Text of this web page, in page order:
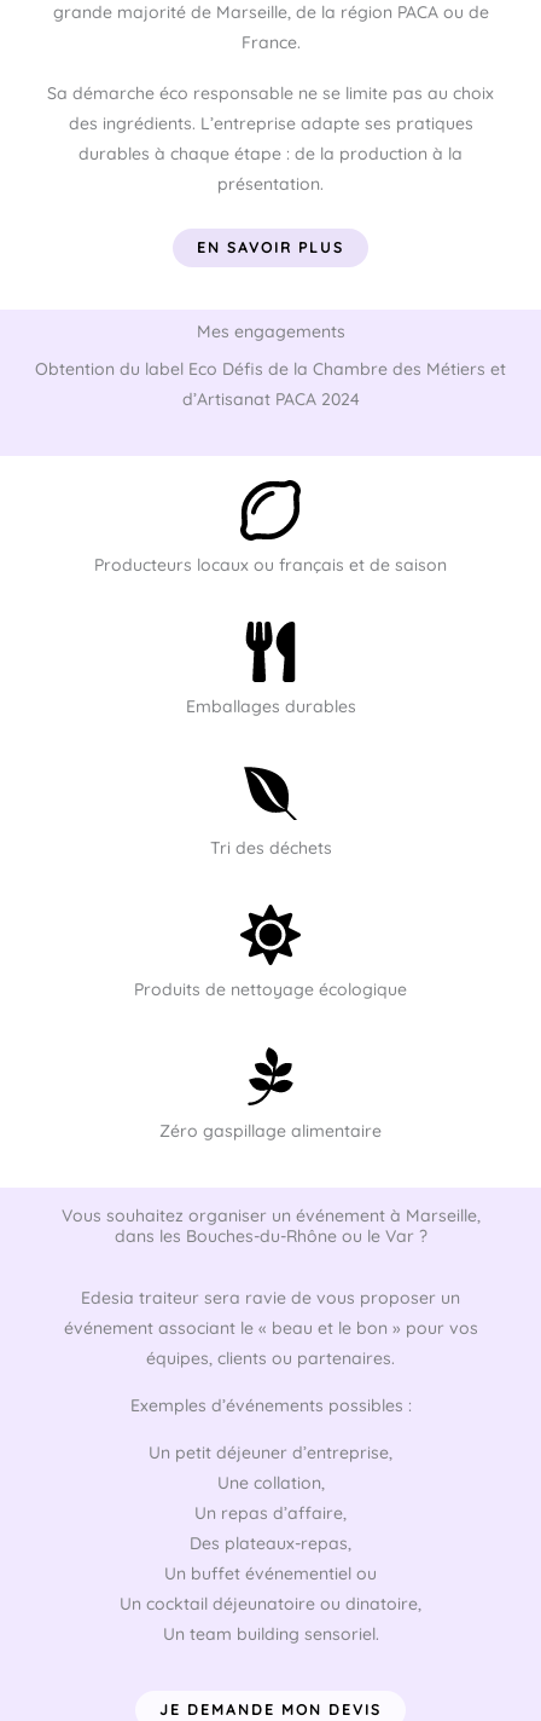
grande majorité de Marseille, de la région PACA ou de
France.
Sa démarche éco responsable ne se limite pas au choix
des ingrédients. L’entreprise adapte ses pratiques
durables à chaque étape : de la production à la
présentation.
EN SAVOIR PLUS
Mes engagements
Obtention du label Eco Défis de la Chambre des Métiers et
d’Artisanat PACA 2024
Producteurs locaux ou français et de saison
Emballages durables
Tri des déchets
Produits de nettoyage écologique
Zéro gaspillage alimentaire
Vous souhaitez organiser un événement à Marseille,
dans les Bouches-du-Rhône ou le Var ?
Edesia traiteur sera ravie de vous proposer un
événement associant le « beau et le bon » pour vos
équipes, clients ou partenaires.
Exemples d’événements possibles :
Un petit déjeuner d’entreprise,
Une collation,
Un repas d’affaire,
Des plateaux-repas,
Un buffet événementiel ou
Un cocktail déjeunatoire ou dinatoire,
Un team building sensoriel.
JE DEMANDE MON DEVIS